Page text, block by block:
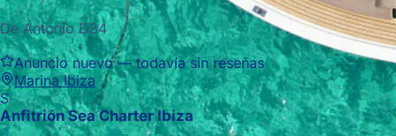
De Antonio D34
Anuncio nuevo — todavía sin reseñas
Marina Ibiza
S
Anfitrión Sea Charter Ibiza